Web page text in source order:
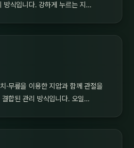
방식입니다. 강하게 누르는 지…
·무릎을 이용한 지압과 함께 관절을
합된 관리 방식입니다. 오일…